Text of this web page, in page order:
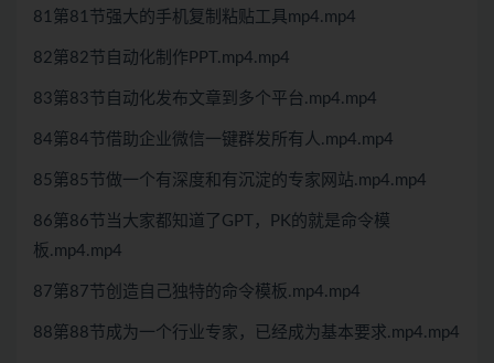
81第81节强大的手机复制粘贴工具mp4.mp4
82第82节自动化制作PPT.mp4.mp4
83第83节自动化发布文章到多个平台.mp4.mp4
84第84节借助企业微信一键群发所有人.mp4.mp4
85第85节做一个有深度和有沉淀的专家网站.mp4.mp4
86第86节当大家都知道了GPT，PK的就是命令模
板.mp4.mp4
87第87节创造自己独特的命令模板.mp4.mp4
88第88节成为一个行业专家，已经成为基本要求.mp4.mp4